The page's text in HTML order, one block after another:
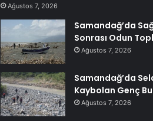
Ağustos 7, 2026
Samandağ’da
Sonrası Odun
Ağustos 7, 2026
Samandağ’da
Kaybolan Genç
Ağustos 7, 2026